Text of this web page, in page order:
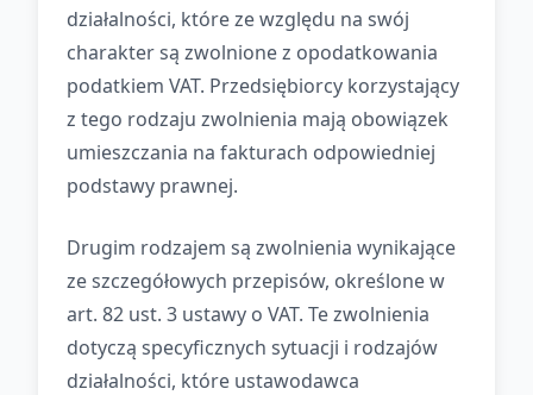
działalności, które ze względu na swój
charakter są zwolnione z opodatkowania
podatkiem VAT. Przedsiębiorcy korzystający
z tego rodzaju zwolnienia mają obowiązek
umieszczania na fakturach odpowiedniej
podstawy prawnej.
Drugim rodzajem są zwolnienia wynikające
ze szczegółowych przepisów, określone w
art. 82 ust. 3 ustawy o VAT. Te zwolnienia
dotyczą specyficznych sytuacji i rodzajów
działalności, które ustawodawca